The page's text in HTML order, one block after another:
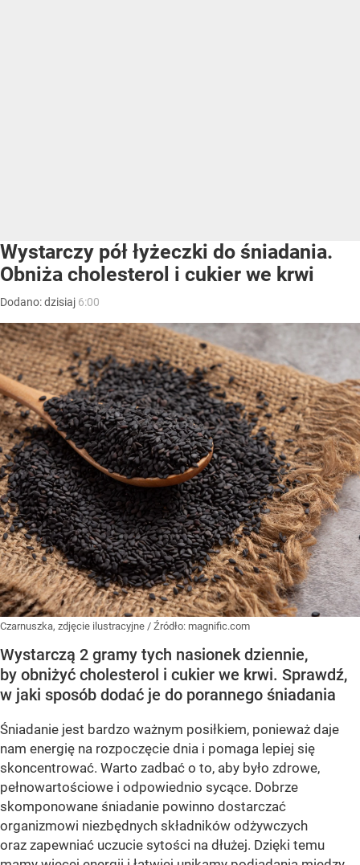
Wystarczy pół łyżeczki do śniadania.
Obniża cholesterol i cukier we krwi
Dodano:dzisiaj 6:00
Czarnuszka, zdjęcie ilustracyjne / Źródło: magnific.com
Wystarczą 2 gramy tych nasionek dziennie,
by obniżyć cholesterol i cukier we krwi. Sprawdź,
w jaki sposób dodać je do porannego śniadania
Śniadanie jest bardzo ważnym posiłkiem, ponieważ daje
nam energię na rozpoczęcie dnia i pomaga lepiej się
skoncentrować. Warto zadbać o to, aby było zdrowe,
pełnowartościowe i odpowiednio sycące. Dobrze
skomponowane śniadanie powinno dostarczać
organizmowi niezbędnych składników odżywczych
oraz zapewniać uczucie sytości na dłużej. Dzięki temu